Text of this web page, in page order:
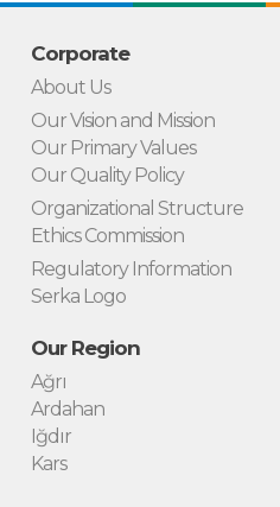
Corporate
About Us
Our Vision and Mission
Our Primary Values
Our Quality Policy
Organizational Structure
Ethics Commission
Regulatory Information
Serka Logo
Our Region
Ağrı
Ardahan
Iğdır
Kars